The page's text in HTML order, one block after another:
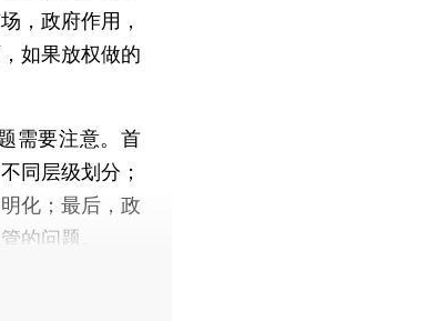
，政府作用，
如果放权做的
需要注意。首
同层级划分；
化；最后，政
的问题。